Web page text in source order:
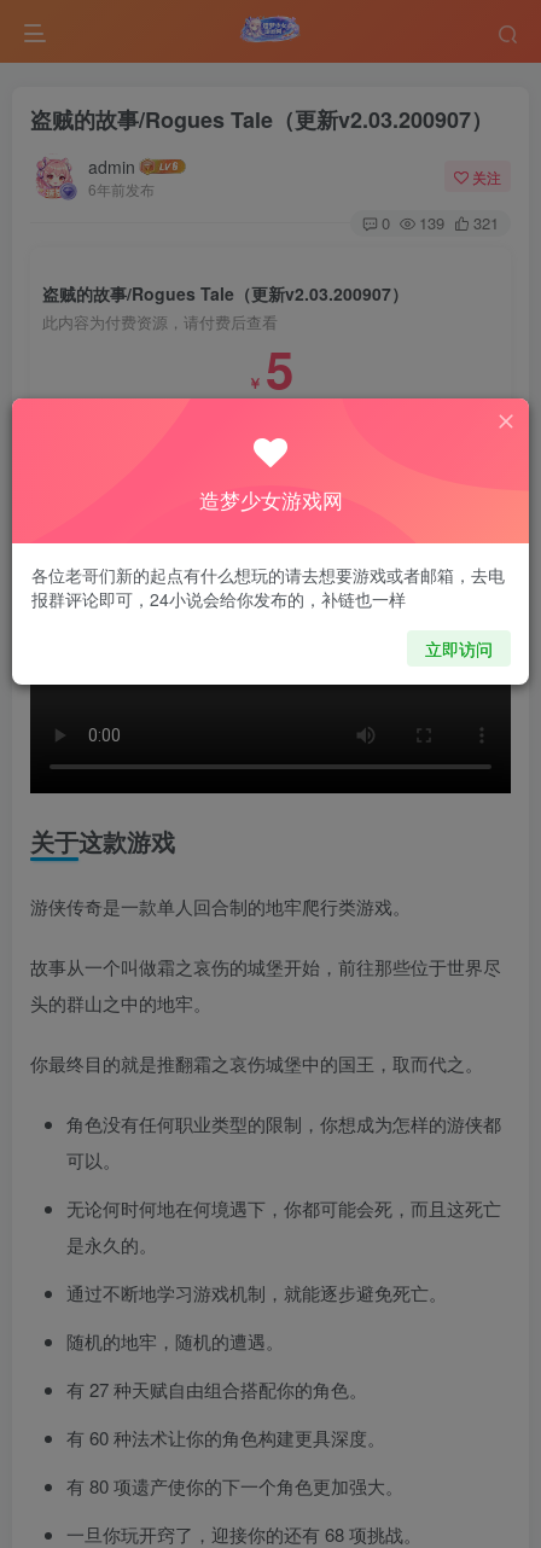
盗贼的故事/Rogues Tale（更新v2.03.200907）
admin
6年前发布
关注
0 139 321
盗贼的故事/Rogues Tale（更新v2.03.200907）
此内容为付费资源，请付费后查看
￥ 5
关于这款游戏
游侠传奇是一款单人回合制的地牢爬行类游戏。
故事从一个叫做霜之哀伤的城堡开始，前往那些位于世界尽
头的群山之中的地牢。
你最终目的就是推翻霜之哀伤城堡中的国王，取而代之。
角色没有任何职业类型的限制，你想成为怎样的游侠都
可以。
无论何时何地在何境遇下，你都可能会死，而且这死亡
是永久的。
通过不断地学习游戏机制，就能逐步避免死亡。
随机的地牢，随机的遭遇。
有 27 种天赋自由组合搭配你的角色。
有 60 种法术让你的角色构建更具深度。
有 80 项遗产使你的下一个角色更加强大。
一旦你玩开窍了，迎接你的还有 68 项挑战。
造梦少女游戏网
各位老哥们新的起点有什么想玩的请去想要游戏或者邮箱，去电
报群评论即可，24小说会给你发布的，补链也一样
立即访问